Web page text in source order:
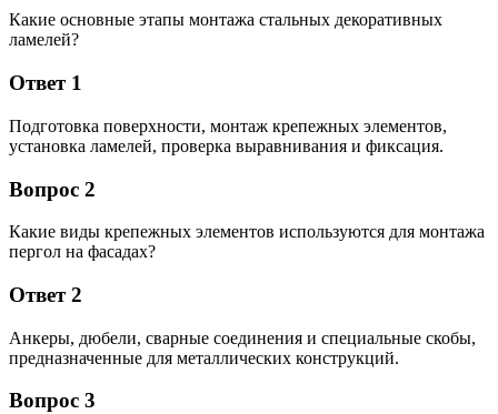
Какие основные этапы монтажа стальных декоративных
ламелей?
Ответ 1
Подготовка поверхности, монтаж крепежных элементов,
установка ламелей, проверка выравнивания и фиксация.
Вопрос 2
Какие виды крепежных элементов используются для монтажа
пергол на фасадах?
Ответ 2
Анкеры, дюбели, сварные соединения и специальные скобы,
предназначенные для металлических конструкций.
Вопрос 3